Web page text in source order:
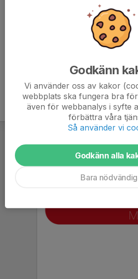
Godkänn
Vi använder oss av kakor
webbplats ska fungera bra
även för webbanalys i syfte
förbättra våra
Så använder vi
Godkänn alla
Bara